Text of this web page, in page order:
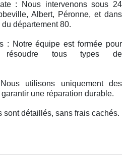
: Nous intervenons sous 24
Albert, Péronne, et dans
département 80.
: Notre équipe est formée pour
résoudre tous types de
utilisons uniquement des
une réparation durable.
sont détaillés, sans frais cachés.